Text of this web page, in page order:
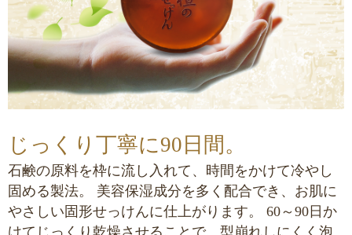
じっくり丁寧に90日間。
石鹸の原料を枠に流し入れて、時間をかけて冷やし
固める製法。
美容保湿成分を多く配合でき、お肌に
やさしい固形せっけんに仕上がります。
60～90日か